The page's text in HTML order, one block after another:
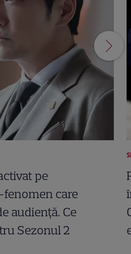
pe
care
audiență. Ce
Sezonul 2